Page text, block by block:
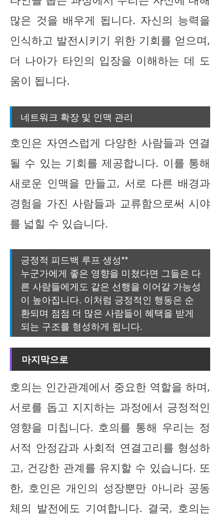
많은 것을 배우게 됩니다. 자신의 능력을
인식하고 발전시키기 위한 기회를 얻으며,
더 나아가 타인의 입장을 이해하는 데 도
움이 됩니다.
네트워크 확장 및 인맥 관리
호인은 자연스럽게 다양한 사람들과 연결
될 수 있는 기회를 제공합니다. 이를 통해
새로운 인맥을 만들고, 서로 다른 배경과
경험을 가진 사람들과 교류함으로써 시야
를 넓힐 수 있습니다.
긍정적 피드백 루프 생성**
누군가에게 좋은 영향을 미쳤다면 그들은 다
른 사람들에게도 같은 선행을 이어갈 가능성
이 높아집니다. 이처럼 긍정적인 행동은 순
환되며 점점 더 많은 사람들이 혜택을 받게
되는 구조를 형성하게 됩니다.
마지막으로
호의는 인간관계에서 중요한 역할을 하며,
서로를 돕고 지지하는 과정에서 긍정적인
영향을 미칩니다. 호의를 통해 우리는 정
서적 안정감과 사회적 연결고리를 형성하
고, 건강한 관계를 유지할 수 있습니다. 또
한, 호인은 개인의 성장뿐만 아니라 공동
체의 발전에도 기여합니다. 결국, 호의는